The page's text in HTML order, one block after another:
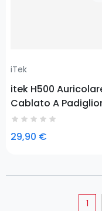
iTek
itek H500
Cablato A
Giocare Nero
29,90 €
1